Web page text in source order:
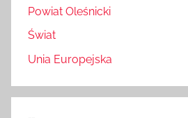
Powiat Oleśnicki
Świat
Unia Europejska